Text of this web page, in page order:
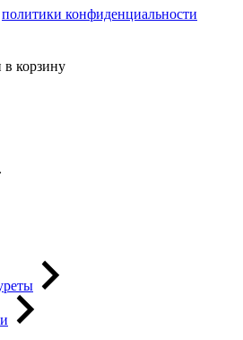
политики конфиденциальности
в корзину